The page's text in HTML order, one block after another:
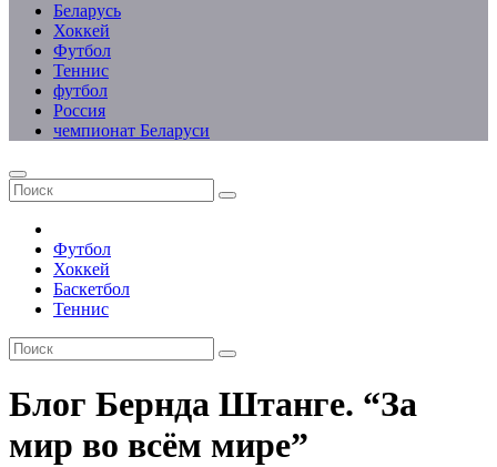
Беларусь
Хоккей
Футбол
Теннис
футбол
Россия
чемпионат Беларуси
Футбол
Хоккей
Баскетбол
Теннис
Блог Бернда Штанге. “За
мир во всём мире”